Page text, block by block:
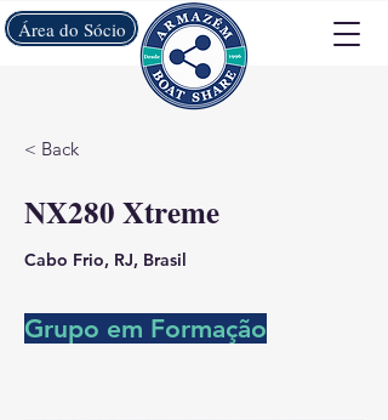
Área do Sócio
< Back
NX280 Xtreme
Cabo Frio, RJ, Brasil
Grupo em Formação